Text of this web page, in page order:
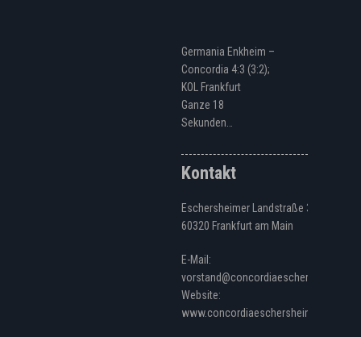
Germania Enkheim –
Concordia 4:3 (3:2);
KOL Frankfurt
Ganze 18
Sekunden…
Kontakt
Eschersheimer Landstraße 328
60320 Frankfurt am Main
E-Mail:
vorstand@concordiaeschersheim.de
Website:
www.concordiaeschersheim.de